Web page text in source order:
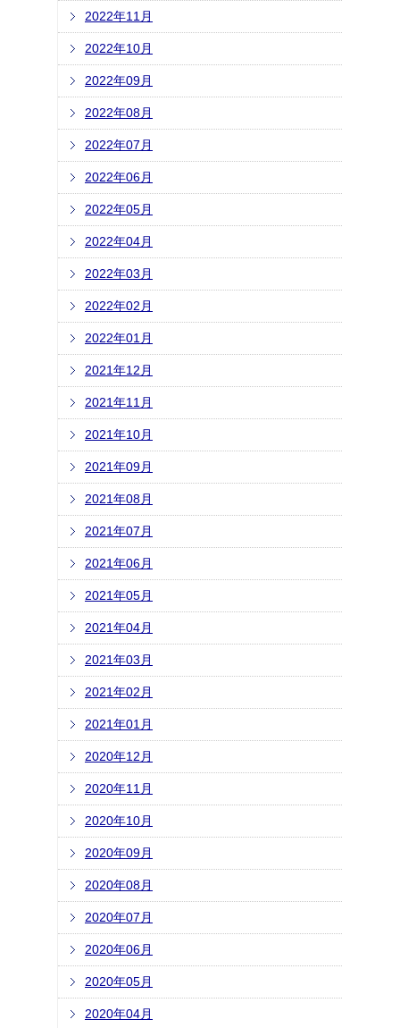
2022年11月
2022年10月
2022年09月
2022年08月
2022年07月
2022年06月
2022年05月
2022年04月
2022年03月
2022年02月
2022年01月
2021年12月
2021年11月
2021年10月
2021年09月
2021年08月
2021年07月
2021年06月
2021年05月
2021年04月
2021年03月
2021年02月
2021年01月
2020年12月
2020年11月
2020年10月
2020年09月
2020年08月
2020年07月
2020年06月
2020年05月
2020年04月